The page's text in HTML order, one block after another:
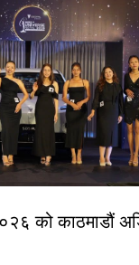
को काठमाडौं